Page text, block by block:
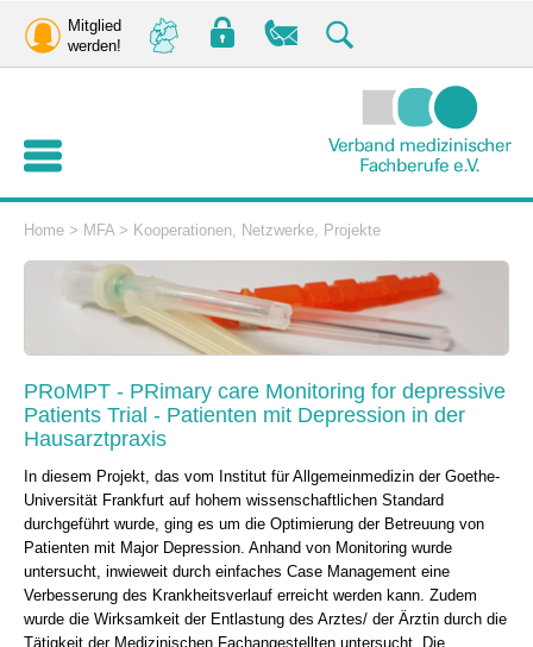
Mitglied
werden!
Home > MFA> Kooperationen, Netzwerke, Projekte
PRoMPT - PRimary care Monitoring for depressive
Patients Trial - Patienten mit Depression in der
Hausarztpraxis
In diesem Projekt, das vom Institut für Allgemeinmedizin der Goethe-
Universität Frankfurt auf hohem wissenschaftlichen Standard
durchgeführt wurde, ging es um die Optimierung der Betreuung von
Patienten mit Major Depression. Anhand von Monitoring wurde
untersucht, inwieweit durch einfaches Case Management eine
Verbesserung des Krankheitsverlauf erreicht werden kann. Zudem
wurde die Wirksamkeit der Entlastung des Arztes/ der Ärztin durch die
Tätigkeit der Medizinischen Fachangestellten untersucht. Die